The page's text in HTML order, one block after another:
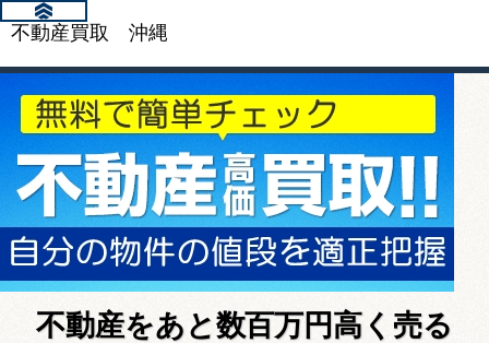
不動産買取 沖縄
不動産をあと数百万円高く売る